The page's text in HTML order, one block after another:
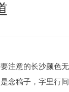
注意的长沙颜色无
念稿子，字里行间